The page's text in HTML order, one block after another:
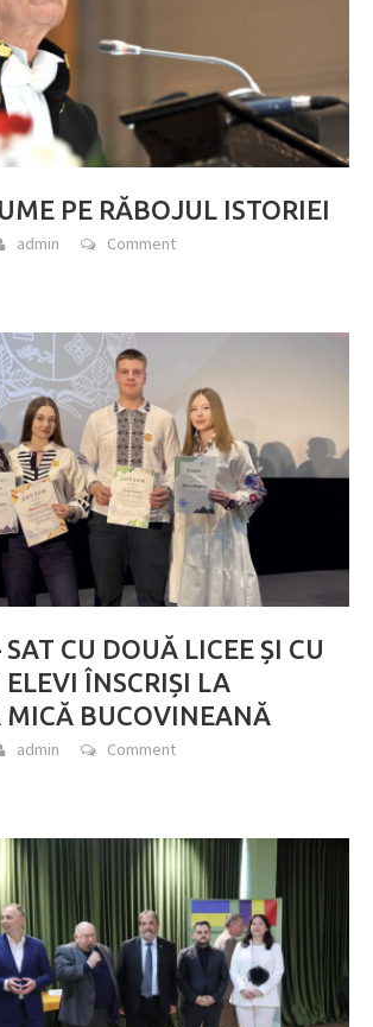
PE RĂBOJUL ISTORIEI
admin Comment
CU DOUĂ LICEE ȘI CU
ÎNSCRIȘI LA
MICĂ BUCOVINEANĂ
admin Comment